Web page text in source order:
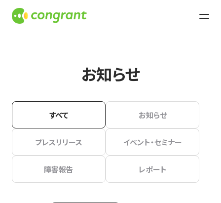
お知らせ
すべて お知らせ
プレスリリース イベント・セミナー
障害報告 レポート